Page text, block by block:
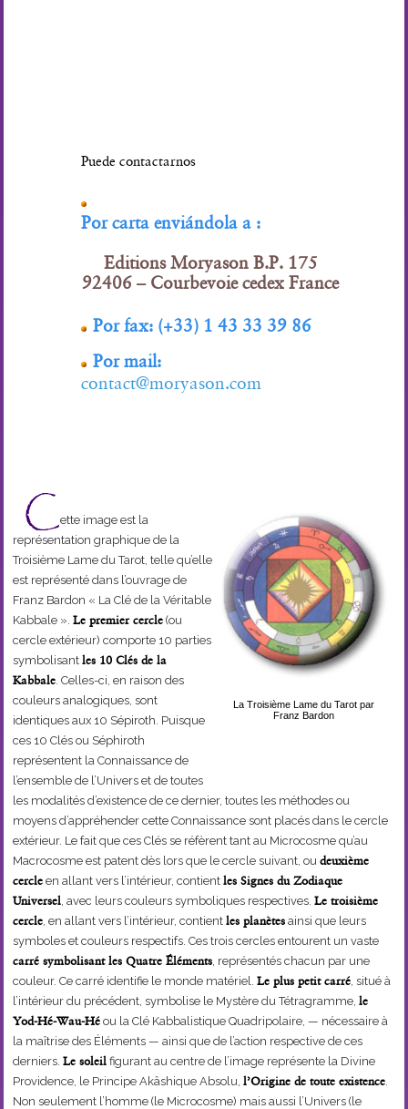
Puede contactarnos
Por carta enviándola a :
Editions Moryason B.P. 175
92406 – Courbevoie cedex France
Por fax: (+33) 1 43 33 39 86
Por mail:
contact@moryason.com
La Troisième Lame du Tarot par
Franz Bardon
Cette image est la
représentation graphique de la
Troisième Lame du Tarot, telle qu’elle
est représenté dans l’ouvrage de
Franz Bardon « La Clé de la Véritable
Kabbale ».Le premier cercle (ou
cercle extérieur) comporte 10 parties
symbolisantles 10 Clés de la
Kabbale . Celles-ci, en raison des
couleurs analogiques, sont
identiques aux 10 Sépiroth. Puisque
ces 10 Clés ou Séphiroth
représentent la Connaissance de
l’ensemble de l’Univers et de toutes
les modalités d’existence de ce dernier, toutes les méthodes ou
moyens d’appréhender cette Connaissance sont placés dans le cercle
extérieur. Le fait que ces Clés se réfèrent tant au Microcosme qu’au
Macrocosme est patent dès lors que le cercle suivant, oudeuxième
cercle en allant vers l’intérieur, contientles Signes du Zodiaque
Universel , avec leurs couleurs symboliques respectives.Le troisième
cercle , en allant vers l’intérieur, contientles planètes ainsi que leurs
symboles et couleurs respectifs. Ces trois cercles entourent un vaste
carré symbolisant les Quatre Éléments , représentés chacun par une
couleur. Ce carré identifie le monde matériel.Le plus petit carré , situé à
l’intérieur du précédent, symbolise le Mystère du Tétragramme,le
Yod-Hé-Wau-Hé ou la Clé Kabbalistique Quadripolaire, — nécessaire à
la maîtrise des Éléments — ainsi que de l’action respective de ces
derniers.Le soleil figurant au centre de l’image représente la Divine
Providence, le Principe Akâshique Absolu,l’Origine de toute existence
Non seulement l’homme (le Microcosme) mais aussi l’Univers (le